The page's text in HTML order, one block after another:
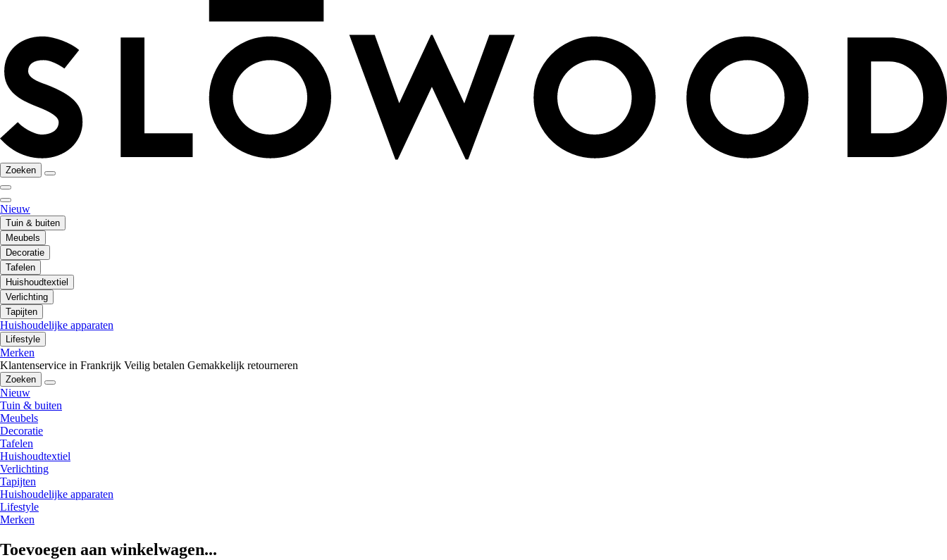
Zoeken
Nieuw
Tuin & buiten
Meubels
Decoratie
Tafelen
Huishoudtextiel
Verlichting
Tapijten
Huishoudelijke apparaten
Lifestyle
Merken
Klantenservice in Frankrijk Veilig betalen Gemakkelijk retourneren
Zoeken
Nieuw
Tuin & buiten
Meubels
Decoratie
Tafelen
Huishoudtextiel
Verlichting
Tapijten
Huishoudelijke apparaten
Lifestyle
Merken
Toevoegen aan winkelwagen...